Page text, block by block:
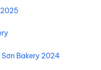
Bakery 2024